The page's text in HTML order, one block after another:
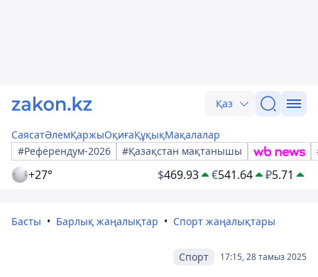
Қаз
СаясатӘлемҚаржыОқиғаҚұқықМақалалар
#Референдум-2026
#Қазақстан мақтанышы
+27° $469.93 €541.64 ₽5.71
Басты Барлық жаңалықтар Спорт жаңалықтары
17:15, 28 тамыз 2025
Спорт